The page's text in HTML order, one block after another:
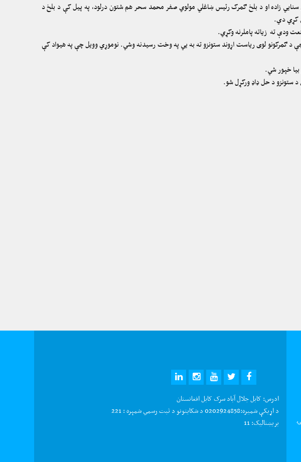
زاده او د بلخ ګمرک رئیس ښاغلي مولوي صفر محمد سحر هم شتون درلود، په پیل کې د بلخ د
کړي دي.
ودې ته زیاته پاملرنه وکړي.
د ګمرکونو لوی ریاست اړوند ستونزو ته به یي په وخت رسیدنه وشي. نوموړي وویل چې په هیواد کې
خپور شي.
ستونزو د حل ډاډ ورکړل شو.
FACEBOOK
TWITTER
YOUTUBE
INSTAGRAM
LINKEDIN
ادرس:کابل جلال آباد سرک کابل افغانستان
د اړیکې شمیره:0202924858 د شکایتونو د ثبت رسمي شمېره : 221
بریښنالیک: